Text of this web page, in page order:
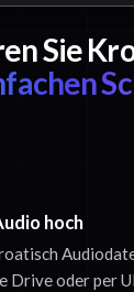
Sie
hoch
Drive oder per